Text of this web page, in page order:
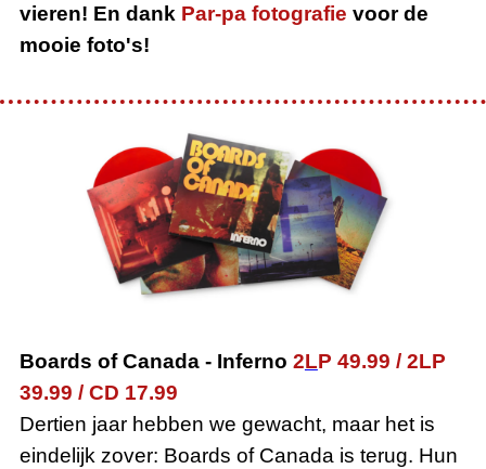
vieren! En dank Par-pa fotografie voor de
mooie foto's!
Boards of Canada- Inferno 2LP 49.99 /2LP
39.99 / CD 17.99
Dertien jaar hebben we gewacht, maar het is
eindelijk zover: Boards of Canada is terug. Hun